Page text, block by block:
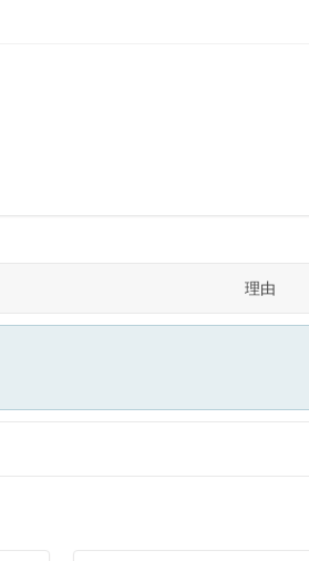
理由